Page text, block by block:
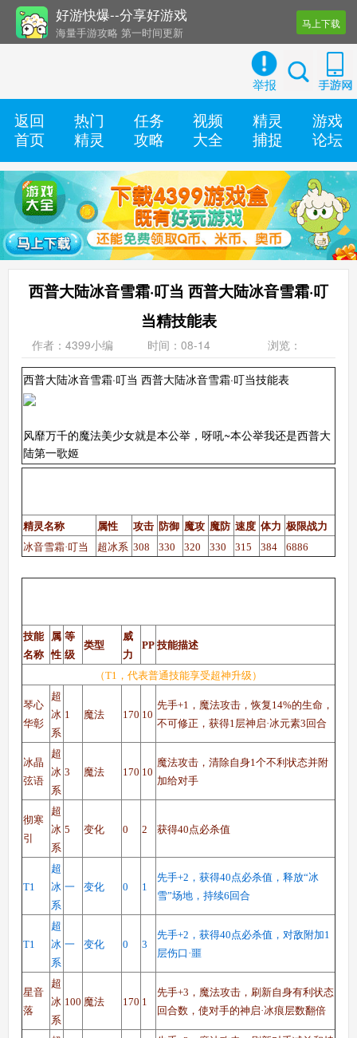
好游快爆--分享好游戏
海量手游攻略 第一时间更新
还有几十款实用辅助工具
马上下载
举报
返回
首页
热门
精灵
任务
攻略
视频
大全
精灵
捕捉
游戏
论坛
西普大陆冰音雪霜·叮当 西普大陆冰音雪霜·叮
当精技能表
作者：4399小编 时间：08-14 浏览：
西普大陆冰音雪霜·叮当 西普大陆冰音雪霜·叮当技能表
风靡万千的魔法美少女就是本公举，呀吼~本公举我还是西普大
陆第一歌姬
精灵名称 属性 攻击 防御 魔攻 魔防 速度 体力 极限战力
冰音雪霜·叮当
超冰系 308 330 320 330 315 384 6886
技能
名称
属
性
等
级
类型
威
力
PP 技能描述
（T1，代表普通技能享受超神升级）
琴心
华彰
超
冰
系
1 魔法 170 10
先手+1，魔法攻击，恢复14%的生命，
不可修正，获得1层神启·冰元素3回合
冰晶
弦语
超
冰
系
3 魔法 170 10
魔法攻击，清除自身1个不利状态并附
加给对手
彻寒
引
超
冰
系
5 变化 0 2 获得40点必杀值
T1
超
冰
系
一 变化 0 1
先手+2，获得40点必杀值，释放“冰
雪”场地，持续6回合
T1
超
冰
系
一 变化 0 3
先手+2，获得40点必杀值，对敌附加1
层伤口·噩
星音
落
超
冰
系
100 魔法 170 1
先手+3，魔法攻击，刷新自身有利状态
回合数，使对手的神启·冰痕层数翻倍